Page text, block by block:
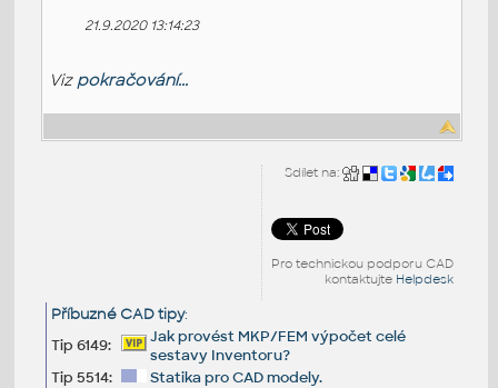
21.9.2020 13:14:23
Viz pokračování...
Sdílet na:
Pro technickou podporu CAD
kontaktujte Helpdesk
Příbuzné CAD tipy:
Tip 6149:
Jak provést MKP/FEM výpočet celé
sestavy Inventoru?
Tip 5514:
Statika pro CAD modely.